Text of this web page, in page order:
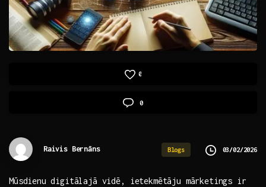
0
0
Raivis Bernāns Blogs 03/02/2026
Mūsdienu⁢ digitālajā ‌vidē,‌ ietekmētāju mārketings ir​